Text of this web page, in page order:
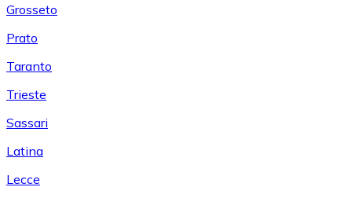
Grosseto
Prato
Taranto
Trieste
Sassari
Latina
Lecce